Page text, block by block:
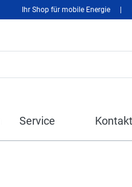
Ihr Shop für mobile Energie
Service Kontakt